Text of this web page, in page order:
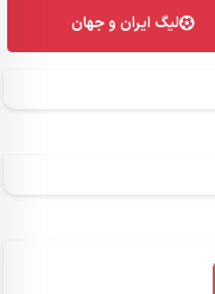
لیگ ایران و جهان